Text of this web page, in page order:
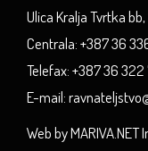
Ulica Kralja Tvrtka
Centrala: +387 36
Telefax: +387 36 322
E-mail:
Web by